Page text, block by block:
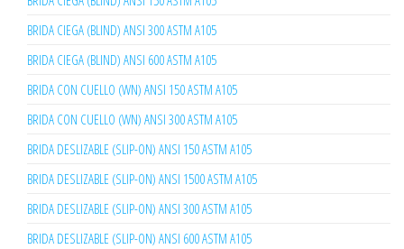
BRIDA CIEGA (BLIND) ANSI 300 ASTM A105
BRIDA CIEGA (BLIND) ANSI 600 ASTM A105
BRIDA CON CUELLO (WN) ANSI 150 ASTM A105
BRIDA CON CUELLO (WN) ANSI 300 ASTM A105
BRIDA DESLIZABLE (SLIP-ON) ANSI 150 ASTM A105
BRIDA DESLIZABLE (SLIP-ON) ANSI 1500 ASTM A105
BRIDA DESLIZABLE (SLIP-ON) ANSI 300 ASTM A105
BRIDA DESLIZABLE (SLIP-ON) ANSI 600 ASTM A105